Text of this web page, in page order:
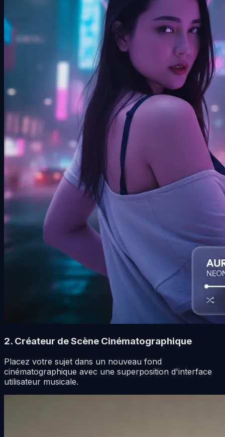
2. Créateur de Scène Cinématographique
Placez votre sujet dans un nouveau fond
cinématographique avec une superposition d'interface
utilisateur musicale.